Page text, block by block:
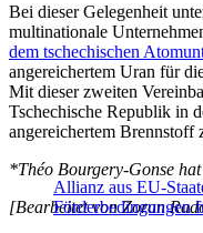
Bei dieser Gelegenheit
multinationale
dem tschechischen
angereichertem Uran für
Mit dieser zweiten
Tschechische Republik in
angereichertem Brennstoff
Allianz aus EU-
Förderbedingungen
*Théo Bourgery-Gonse
[Bearbeitet von Zoran